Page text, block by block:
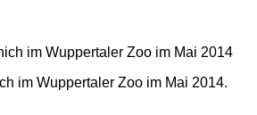
im Wuppertaler Zoo im Mai 2014.